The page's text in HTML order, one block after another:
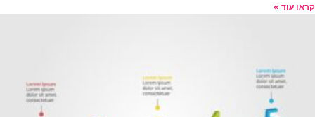
קראו עוד »